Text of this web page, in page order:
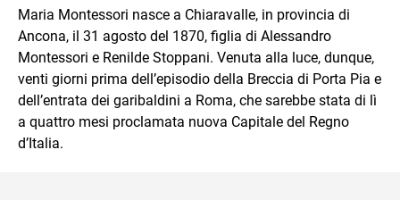
Maria Montessori nasce a Chiaravalle, in provincia di
Ancona, il 31 agosto del 1870, figlia di Alessandro
Montessori e Renilde Stoppani. Venuta alla luce, dunque,
venti giorni prima dell’episodio della Breccia di Porta Pia e
dell’entrata dei garibaldini a Roma, che sarebbe stata di lì
a quattro mesi proclamata nuova Capitale del Regno
d’Italia.